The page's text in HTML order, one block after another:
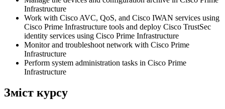
Infrastructure
Work with Cisco AVC, QoS, and Cisco IWAN services using
Cisco Prime Infrastructure tools and deploy Cisco TrustSec
identity services using Cisco Prime Infrastructure
Monitor and troubleshoot network with Cisco Prime
Infrastructure
Perform system administration tasks in Cisco Prime
Infrastructure
Зміст курсу